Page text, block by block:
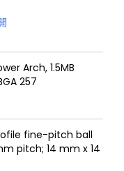
Arch, 1.5MB
257
fine-pitch ball
pitch; 14 mm x 14